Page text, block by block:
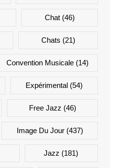
Chat(46)
Chats (21)
Convention Musicale(14)
Expérimental (54)
Free Jazz (46)
Image Du Jour(437)
Jazz (181)